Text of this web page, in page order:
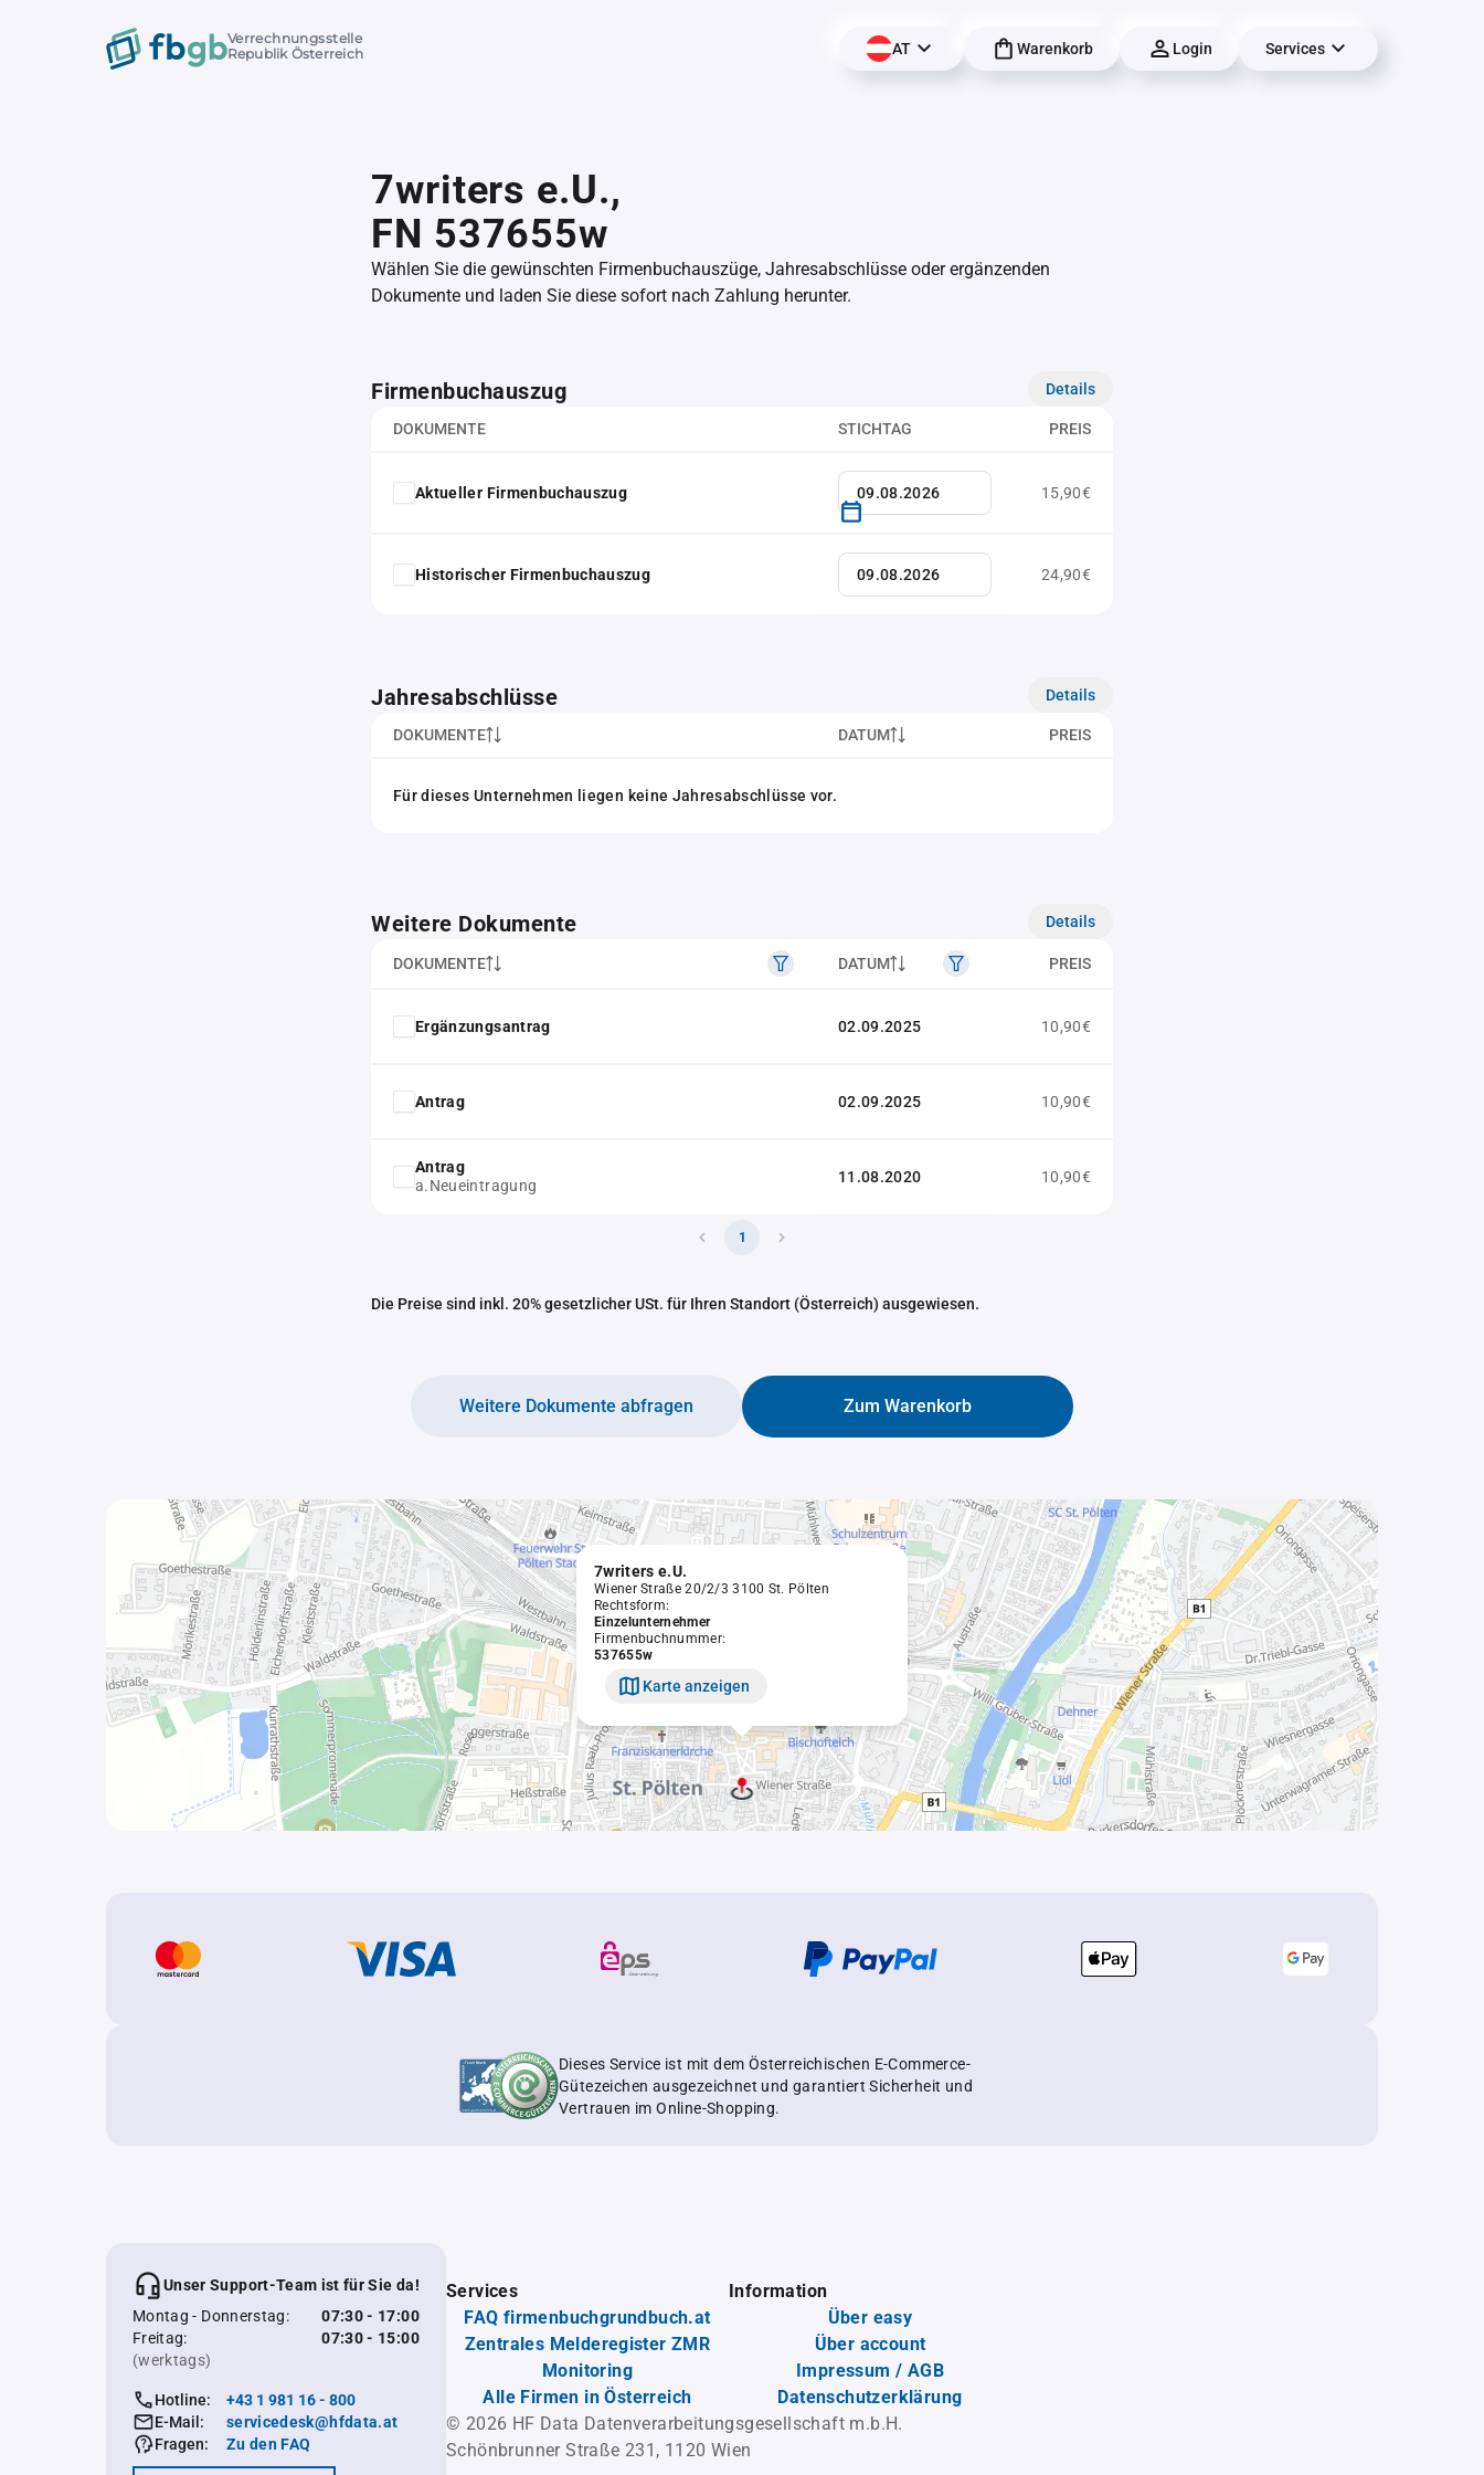
Verrechnungsstelle
Republik Österreich
AT Warenkorb Login Services
7writers e.U.,
FN 537655w
Wählen Sie die gewünschten Firmenbuchauszüge, Jahresabschlüsse oder ergänzenden
Dokumente und laden Sie diese sofort nach Zahlung herunter.
Firmenbuchauszug Details
DOKUMENTE STICHTAG PREIS
Aktueller Firmenbuchauszug 15,90€
Historischer Firmenbuchauszug 24,90€
Jahresabschlüsse Details
DOKUMENTE DATUM PREIS
Für dieses Unternehmen liegen keine Jahresabschlüsse vor.
Weitere Dokumente Details
DOKUMENTE DATUM PREIS
Ergänzungsantrag 02.09.2025 10,90€
Antrag 02.09.2025 10,90€
Antrag
a.Neueintragung
11.08.2020 10,90€
1
Die Preise sind inkl. 20% gesetzlicher USt. für Ihren Standort (Österreich) ausgewiesen.
Zum Warenkorb
Weitere Dokumente abfragen
7writers e.U.
Wiener Straße 20/2/3 3100 St. Pölten
Rechtsform:
Einzelunternehmer
Firmenbuchnummer:
537655w
Karte anzeigen
Dieses Service ist mit dem Österreichischen E-Commerce-
Gütezeichen ausgezeichnet und garantiert Sicherheit und
Vertrauen im Online-Shopping.
Unser Support-Team ist für Sie da!
Montag - Donnerstag:
07:30 - 17:00
Freitag:
07:30 - 15:00
(werktags)
Hotline:
+43 1 981 16 - 800
E-Mail:
servicedesk@hfdata.at
Fragen:
Zu den FAQ
Services
FAQ firmenbuchgrundbuch.at
Zentrales Melderegister ZMR
Monitoring
Alle Firmen in Österreich
Information
Über easy
Über account
Impressum / AGB
Datenschutzerklärung
© 2026 HF Data Datenverarbeitungsgesellschaft m.b.H.
Schönbrunner Straße 231, 1120 Wien